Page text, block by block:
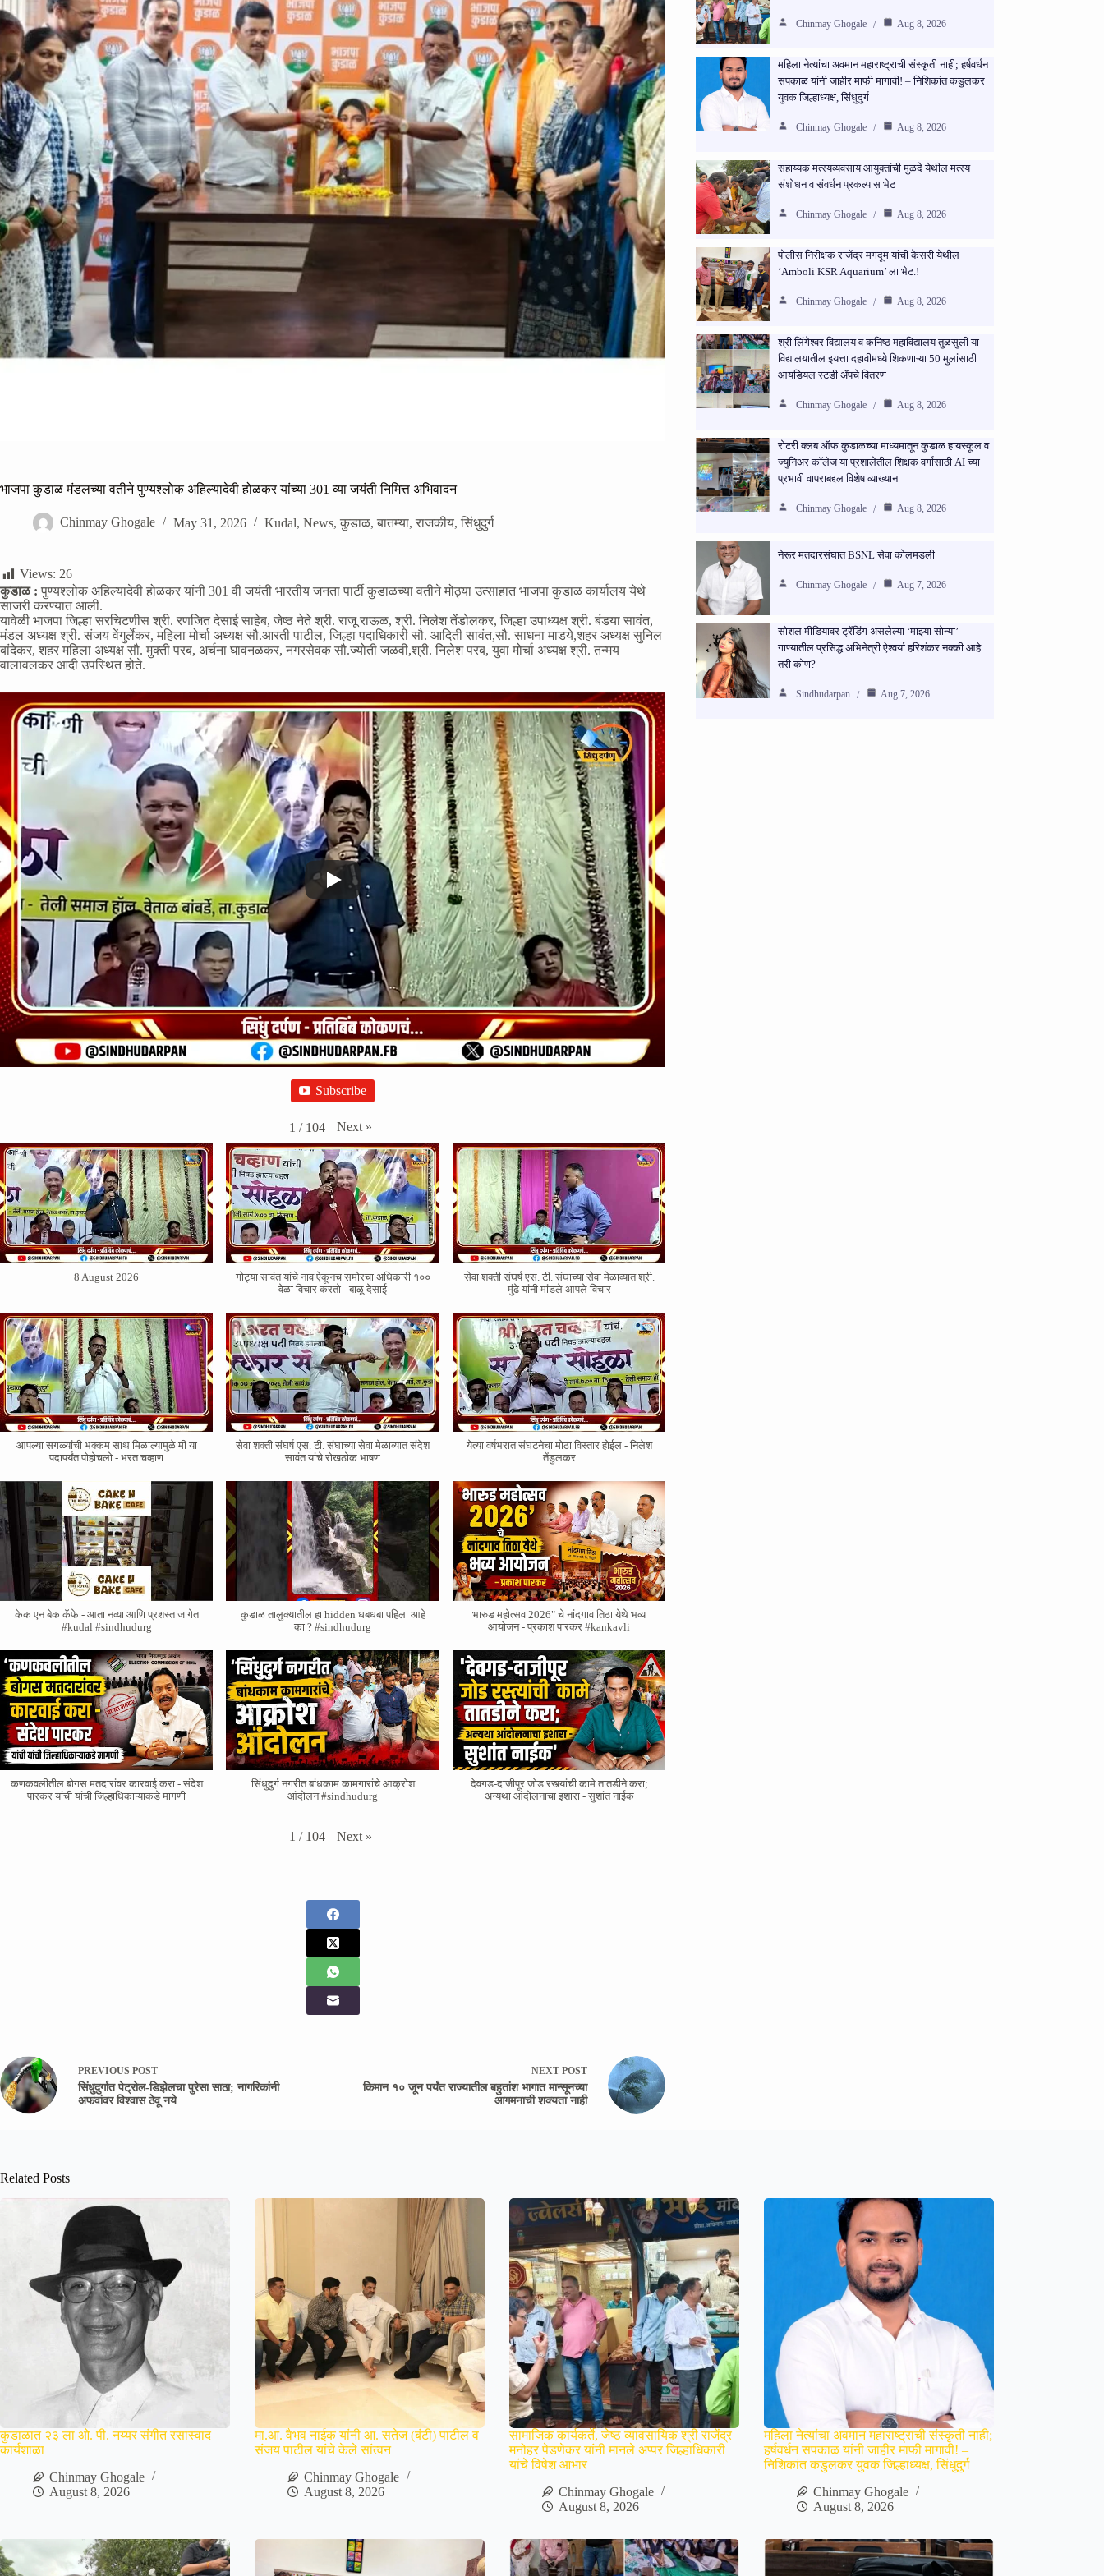
भाजपा कुडाळ मंडलच्या वतीने पुण्यश्लोक अहिल्यादेवी होळकर यांच्या 301 व्या जयंती निमित्त अभिवादन
Chinmay Ghogale May 31, 2026 Kudal, News, कुडाळ, बातम्या, राजकीय, सिंधुदुर्ग
Views: 26
कुडाळ : पुण्यश्लोक अहिल्यादेवी होळकर यांनी 301 वी जयंती भारतीय जनता पार्टी कुडाळच्या वतीने मोठ्या उत्साहात भाजपा कुडाळ कार्यालय येथे
साजरी करण्यात आली.
यावेळी भाजपा जिल्हा सरचिटणीस श्री. रणजित देसाई साहेब, जेष्ठ नेते श्री. राजू राऊळ, श्री. निलेश तेंडोलकर, जिल्हा उपाध्यक्ष श्री. बंडया सावंत,
मंडल अध्यक्ष श्री. संजय वेंगुर्लेकर, महिला मोर्चा अध्यक्ष सौ.आरती पाटील, जिल्हा पदाधिकारी सौ. आदिती सावंत,सौ. साधना माडये,शहर अध्यक्ष सुनिल
बांदेकर, शहर महिला अध्यक्ष सौ. मुक्ती परब, अर्चना घावनळकर, नगरसेवक सौ.ज्योती जळवी,श्री. निलेश परब, युवा मोर्चा अध्यक्ष श्री. तन्मय
वालावलकर आदी उपस्थित होते.
Subscribe
1 / 104 Next »
8 August 2026
गोट्या सावंत यांचे नाव ऐकूनच समोरचा अधिकारी १००
वेळा विचार करतो - बाळू देसाई
सेवा शक्ती संघर्ष एस. टी. संघाच्या सेवा मेळाव्यात श्री.
मुंढे यांनी मांडले आपले विचार
आपल्या सगळ्यांची भक्कम साथ मिळाल्यामुळे मी या
पदापर्यंत पोहोचलो - भरत चव्हाण
सेवा शक्ती संघर्ष एस. टी. संघाच्या सेवा मेळाव्यात संदेश
सावंत यांचे रोखठोक भाषण
येत्या वर्षभरात संघटनेचा मोठा विस्तार होईल - निलेश
तेंडुलकर
केक एन बेक कॅफे - आता नव्या आणि प्रशस्त जागेत
#kudal #sindhudurg
कुडाळ तालुक्यातील हा hidden धबधबा पहिला आहे
का ? #sindhudurg
भारुड महोत्सव 2026" चे नांदगाव तिठा येथे भव्य
आयोजन - प्रकाश पारकर #kankavli
कणकवलीतील बोगस मतदारांवर‌ कारवाई करा - संदेश
पारकर यांची यांची जिल्हाधिकाऱ्याकडे मागणी
सिंधुदुर्ग नगरीत बांधकाम कामगारांचे आक्रोश
आंदोलन #sindhudurg
देवगड-दाजीपूर जोड रस्त्यांची कामे तातडीने करा;
अन्यथा आंदोलनाचा इशारा - सुशांत नाईक
1 / 104 Next »
PREVIOUS POST
सिंधुदुर्गात पेट्रोल-डिझेलचा पुरेसा साठा; नागरिकांनी
अफवांवर विश्वास ठेवू नये
NEXTPOST
किमान १० जून पर्यंत राज्यातील बहुतांश भागात मान्सूनच्या
आगमनाची शक्यता नाही
Chinmay Ghogale Aug 8, 2026
महिला नेत्यांचा अवमान महाराष्ट्राची संस्कृती नाही; हर्षवर्धन
सपकाळ यांनी जाहीर माफी मागावी! – निशिकांत कडुलकर
युवक जिल्हाध्यक्ष, सिंधुदुर्ग
Chinmay Ghogale Aug 8, 2026
सहाय्यक मत्स्यव्यवसाय आयुक्तांची मुळदे येथील मत्स्य
संशोधन व संवर्धन प्रकल्पास भेट
Chinmay Ghogale Aug 8, 2026
पोलीस निरीक्षक राजेंद्र मगदूम यांची केसरी येथील
‘Amboli KSR Aquarium’ ला भेट.!
Chinmay Ghogale Aug 8, 2026
श्री लिंगेश्वर विद्यालय व कनिष्ठ महाविद्यालय तुळसुली या
विद्यालयातील इयत्ता दहावीमध्ये शिकणाऱ्या 50 मुलांसाठी
आयडियल स्टडी ॲपचे वितरण
Chinmay Ghogale Aug 8, 2026
रोटरी क्लब ऑफ कुडाळच्या माध्यमातून कुडाळ हायस्कूल व
ज्युनिअर कॉलेज या प्रशालेतील शिक्षक वर्गासाठी AI च्या
प्रभावी वापराबद्दल विशेष व्याख्यान
Chinmay Ghogale Aug 8, 2026
नेरूर मतदारसंघात BSNL सेवा कोलमडली
Chinmay Ghogale Aug 7, 2026
सोशल मीडियावर ट्रेंडिंग असलेल्या ‘माझ्या सोन्या’
गाण्यातील प्रसिद्ध अभिनेत्री ऐश्वर्या हरिशंकर नक्की आहे
तरी कोण?
Sindhudarpan Aug 7, 2026
Related Posts
कुडाळात २३ ला ओ. पी. नय्यर संगीत रसास्वाद
कार्यशाळा
Chinmay Ghogale
August 8, 2026
मा.आ. वैभव नाईक यांनी आ. सतेज (बंटी) पाटील व
संजय पाटील यांचे केले सांत्वन
Chinmay Ghogale
August 8, 2026
सामाजिक कार्यकर्ते, जेष्ठ व्यावसायिक श्री राजेंद्र
मनोहर पेडणेकर यांनी मानले अप्पर जिल्हाधिकारी
यांचे विषेश आभार
Chinmay Ghogale
August 8, 2026
महिला नेत्यांचा अवमान महाराष्ट्राची संस्कृती नाही;
हर्षवर्धन सपकाळ यांनी जाहीर माफी मागावी! –
निशिकांत कडुलकर युवक जिल्हाध्यक्ष, सिंधुदुर्ग
Chinmay Ghogale
August 8, 2026